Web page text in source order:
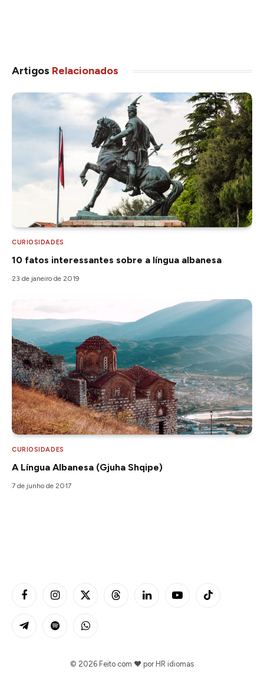
Artigos Relacionados
CURIOSIDADES
10 fatos interessantes sobre a língua albanesa
23 de janeiro de 2019
CURIOSIDADES
A Língua Albanesa (Gjuha Shqipe)
7 de junho de 2017
FacebookInstagramX
Threads LinkedIn YouTubeTikTok
TelegramSpotify WhatsApp
© 2026 Feito com ❤️ por HR idiomas